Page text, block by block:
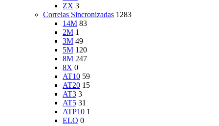
ZX 3
Correias Sincronizadas 1283
14M 83
2M 1
3M 49
5M 120
8M 247
8X 0
AT10 59
AT20 15
AT3 3
AT5 31
ATP10 1
ELO 0